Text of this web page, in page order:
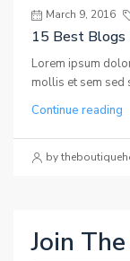
March 9, 2016
15 Best
Lorem ipsum
mollis et sem sed
Continue reading
by
Join